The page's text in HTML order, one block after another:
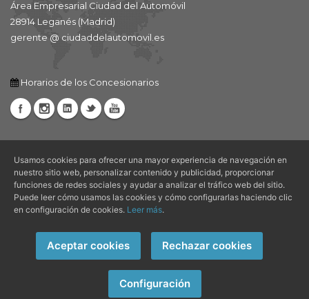
Área Empresarial Ciudad del Automóvil
28914 Leganés (Madrid)
gerente @ ciudaddelautomovil.es
Horarios de los Concesionarios
Avisos Legales | Aviso Legal|Condiciones de Uso|Política de
Privacidad|Política de Cookies
Copyright © 2026 Ciudad del Automóvil - Todos los derechos
Usamos cookies para ofrecer una mayor experiencia de navegación en
nuestro sitio web, personalizar contenido y publicidad, proporcionar
funciones de redes sociales y ayudar a analizar el tráfico web del sitio.
Puede leer cómo usamos las cookies y cómo configurarlas haciendo clic
en configuración de cookies. Leer más.
Aceptar cookies Rechazar cookies
Configuración